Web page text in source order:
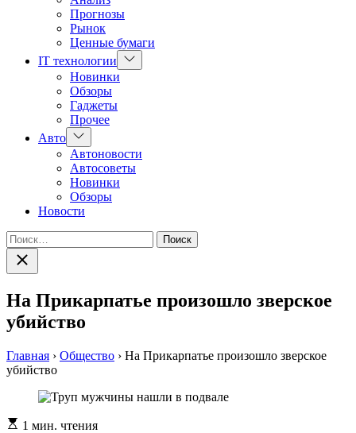
Прогнозы
Рынок
Ценные бумаги
IT технологии
Показать
подменю
Новинки
Обзоры
Гаджеты
Прочее
Авто Показать
подменю
Автоновости
Автосоветы
Новинки
Обзоры
Новости
Найти:
Закрыть
поиск
На Прикарпатье произошло зверское
убийство
Главная › Общество › На Прикарпатье произошло зверское
убийство
Расчетное
1 мин. чтения